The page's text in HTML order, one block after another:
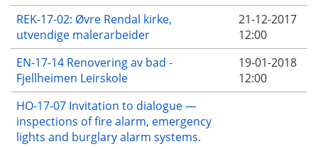
REK-17-02: Øvre Rendal kirke,
utvendige malerarbeider
21-12-2017
12:00
EN-17-14 Renovering av bad -
Fjellheimen Leirskole
19-01-2018
12:00
HO-17-07 Invitation to dialogue —
inspections of fire alarm, emergency
lights and burglary alarm systems.